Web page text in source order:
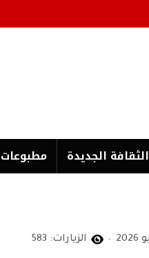
الثقافة الجدیدة مطبوعات
الزيارات: 583